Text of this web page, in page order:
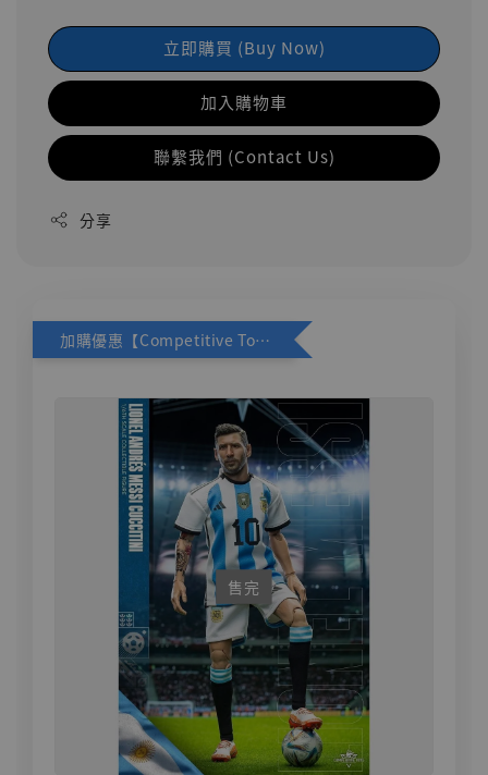
立即購買 (Buy Now)
加入購物車
聯繫我們 (Contact Us)
分享
加購優惠【Competitive Toys 梅西 [CM001]】
售完